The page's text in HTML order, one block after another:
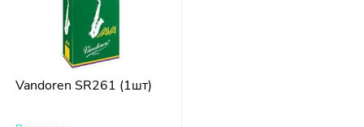
Vandoren SR261 (1шт)